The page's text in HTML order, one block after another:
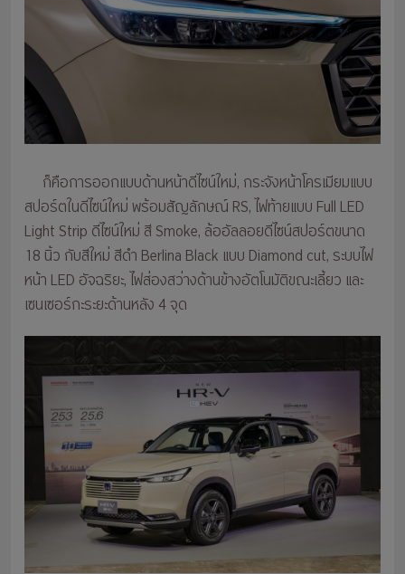
ก็คือการออกแบบด้านหน้าดีไซน์ใหม่, กระจังหน้าโครเมียมแบบ
สปอร์ตในดีไซน์ใหม่ พร้อมสัญลักษณ์ RS, ไฟท้ายแบบ Full LED
Light Strip ดีไซน์ใหม่ สี Smoke, ล้ออัลลอยดีไซน์สปอร์ตขนาด
18 นิ้ว กับสีใหม่ สีดำ Berlina Black แบบ Diamond cut, ระบบไฟ
หน้า LED อัจฉริยะ, ไฟส่องสว่างด้านข้างอัตโนมัติขณะเลี้ยว และ
เซนเซอร์กะระยะด้านหลัง 4 จุด